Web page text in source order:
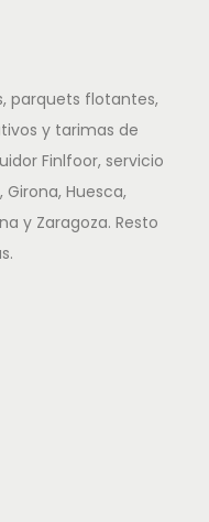
parquets flotantes,
y tarimas de
Finlfoor, servicio
Huesca,
y Zaragoza. Resto